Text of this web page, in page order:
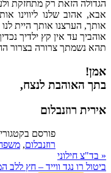
הגדולה הזאת רק מתחזקת
אבא, אהוב שלנו ליווינו
אותך, הערצנו אותך היית לנו
אוהביך עד אין קץ ילדיך נכדיך
תהא נשמתך צרורה בצרור
אמן!
בתך האוהבת לנצח,
אירית רוזנבלום
פורסם
רוזנבלום,
« בד"צ חילוני
ביטול רו נגד ווייד – חץ ללב